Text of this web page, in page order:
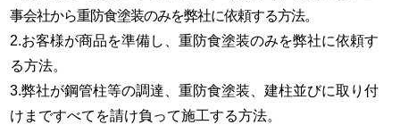
事会社から重防食塗装のみを弊社に依頼する方法。
2.お客様が商品を準備し、重防食塗装のみを弊社に依頼す
る方法。
3.弊社が鋼管柱等の調達、重防食塗装、建柱並びに取り付
けまですべてを請け負って施工する方法。